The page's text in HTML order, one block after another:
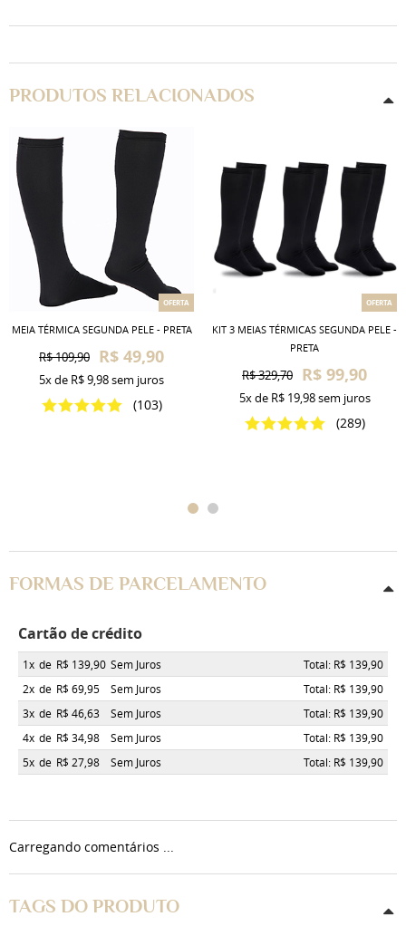
PRODUTOS RELACIONADOS
OFERTA
MEIA TÉRMICA SEGUNDA PELE - PRETA
R$ 109,90 R$ 49,90
(103)
5xde R$ 9,98sem juros
OFERTA
KIT 3 MEIAS TÉRMICAS SEGUNDA PELE -
PRETA
R$ 329,70 R$ 99,90
(289)
5xde R$ 19,98sem juros
FORMAS DE PARCELAMENTO
Cartão de crédito
1x de R$ 139,90 Sem Juros
Total: R$ 139,90
2x de R$ 69,95 Sem Juros
Total: R$ 139,90
3x de R$ 46,63 Sem Juros
Total: R$ 139,90
4x de R$ 34,98 Sem Juros
Total: R$ 139,90
5x de R$ 27,98 Sem Juros Total: R$ 139,90
Carregando comentários ...
TAGS DO PRODUTO